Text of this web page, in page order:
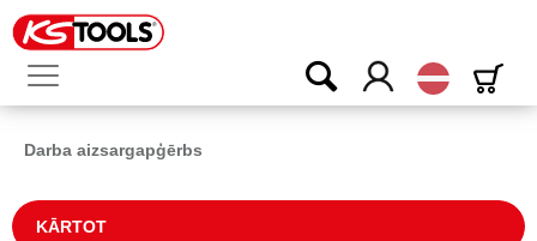
Latvijas
Darba aizsargapģērbs
KĀRTOT